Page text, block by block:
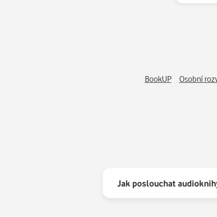
10.
14.
BookUP Osobní
Jak poslouchat